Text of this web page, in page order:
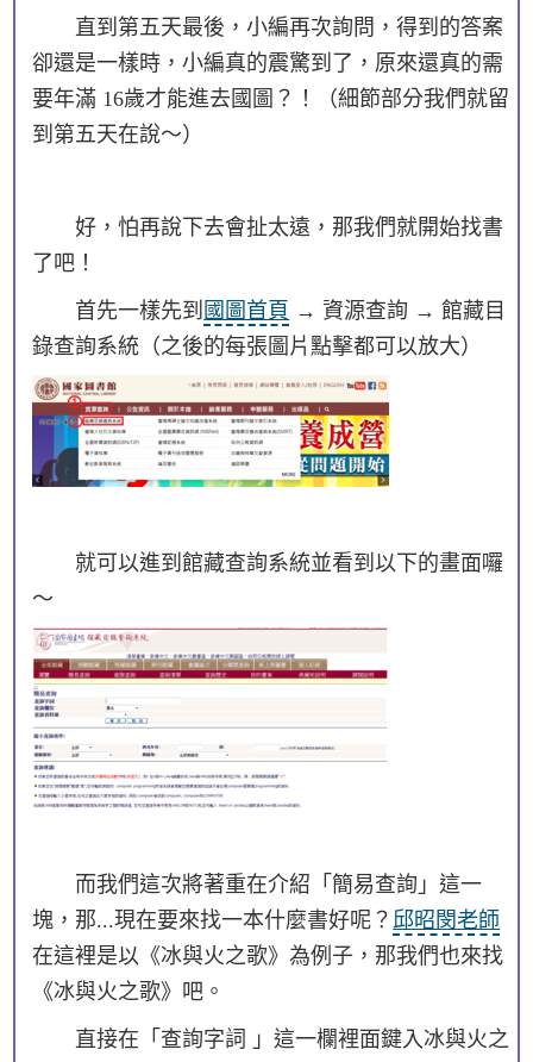
直到第五天最後，小編再次詢問，得到的答案
卻還是一樣時，小編真的震驚到了，原來還真的需
要年滿 16歲才能進去國圖？！（細節部分我們就留
到第五天在說～）
好，怕再說下去會扯太遠，那我們就開始找書
了吧！
首先一樣先到 國圖首頁 → 資源查詢 → 館藏目
錄查詢系統（之後的每張圖片點擊都可以放大）
就可以進到館藏查詢系統並看到以下的畫面囉
～
而我們這次將著重在介紹「簡易查詢」這一
塊，那...現在要來找一本什麼書好呢？邱昭閔老師
在這裡是以《冰與火之歌》為例子，那我們也來找
《冰與火之歌》吧。
直接在「查詢字詞 」這一欄裡面鍵入冰與火之